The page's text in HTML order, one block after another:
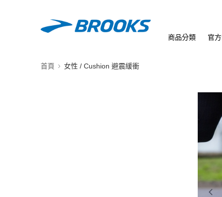
商品分類 官
首頁 女性 / Cushion 避震緩衝